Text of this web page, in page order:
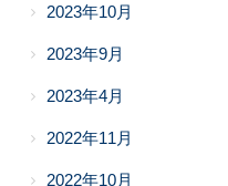
2023年10月
2023年9月
2023年4月
2022年11月
2022年10月